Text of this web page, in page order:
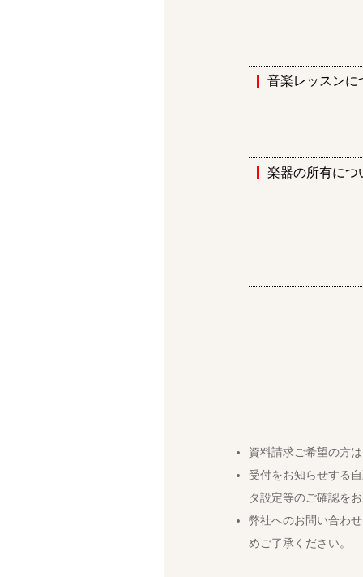
音楽レッスンに
楽器の所有につ
資料請求ご希望の方
受付をお知らせする
タ設定等のご確認を
弊社へのお問い合わ
めご了承ください。